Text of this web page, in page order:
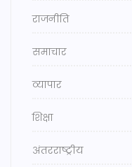
राजनीति
समाचार
व्यापार
शिक्षा
अंतरराष्ट्रीय